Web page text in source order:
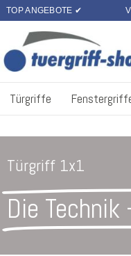
TOP ANGEBOTE ✔
Türgriffe
Türgriff 1x1
Die